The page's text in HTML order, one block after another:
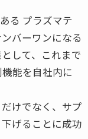
る プラズマテ
バーワンになる
して、これまで
能を自社内に
けでなく、サプ
げることに成功